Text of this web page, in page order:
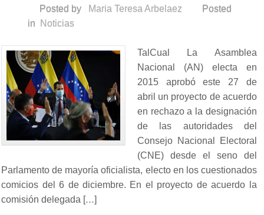
Posted by Maria Teresa Arbelaez
Posted
in
Noticias
TalCual La Asamblea
Nacional (AN) electa en
2015 aprobó este 27 de
abril un proyecto de acuerdo
en rechazo a la designación
de las autoridades del
Consejo Nacional Electoral
(CNE) desde el seno del
Parlamento de mayoría oficialista, electo en los cuestionados
comicios del 6 de diciembre. En el proyecto de acuerdo la
comisión delegada […]